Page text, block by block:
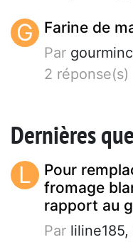
G Farine de
Par
2 réponse(s)
Dernières
L
Pour
fromage
rapport au
Par